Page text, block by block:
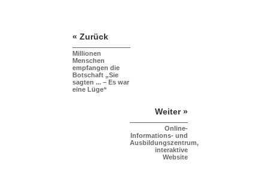
« Zurück
Millionen
Menschen
empfangen die
Botschaft „Sie
sagten ... – Es war
eine Lüge“
Weiter »
Online-
Informations- und
Ausbildungszentrum,
interaktive
Website